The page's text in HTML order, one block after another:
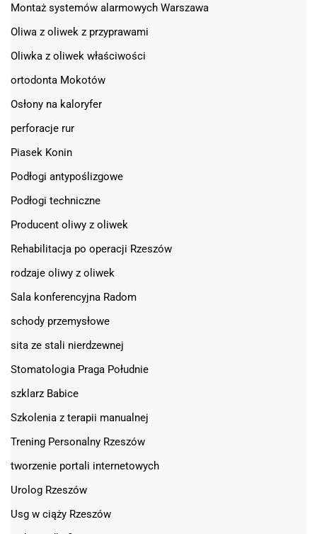
Montaż systemów alarmowych Warszawa
Oliwa z oliwek z przyprawami
Oliwka z oliwek właściwości
ortodonta Mokotów
Osłony na kaloryfer
perforacje rur
Piasek Konin
Podłogi antypoślizgowe
Podłogi techniczne
Producent oliwy z oliwek
Rehabilitacja po operacji Rzeszów
rodzaje oliwy z oliwek
Sala konferencyjna Radom
schody przemysłowe
sita ze stali nierdzewnej
Stomatologia Praga Południe
szklarz Babice
Szkolenia z terapii manualnej
Trening Personalny Rzeszów
tworzenie portali internetowych
Urolog Rzeszów
Usg w ciąży Rzeszów